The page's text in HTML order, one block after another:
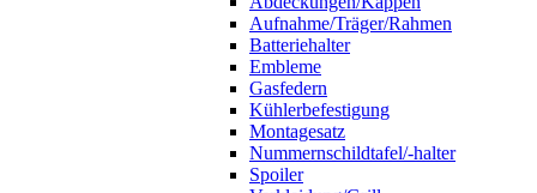
Aufnahme/Träger/Rahmen
Batteriehalter
Embleme
Gasfedern
Kühlerbefestigung
Montagesatz
Nummernschildtafel/-halter
Spoiler